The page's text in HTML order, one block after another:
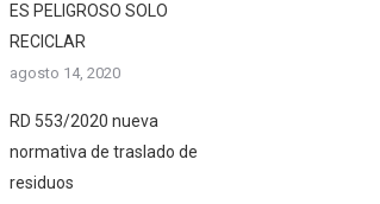
ES PELIGROSO SOLO
RECICLAR
agosto 14, 2020
RD 553/2020 nueva
normativa de traslado de
residuos